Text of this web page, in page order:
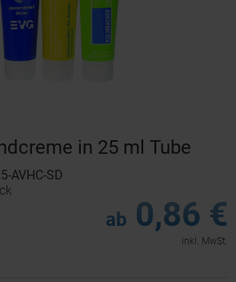
in 25 ml Tube
AVHC-SD
ab 0,86 €
inkl. MwSt.